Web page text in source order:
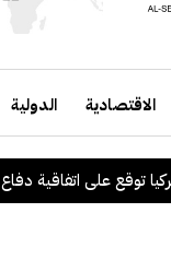
الاقتصادية الدولية
على اتفاقية دفاع مشترك